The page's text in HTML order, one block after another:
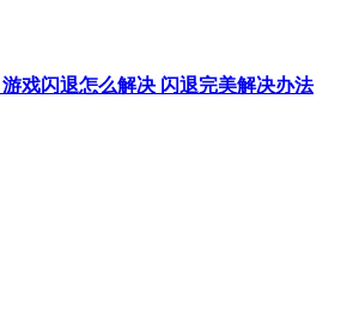
游戏闪退怎么解决 闪退完美解决办法